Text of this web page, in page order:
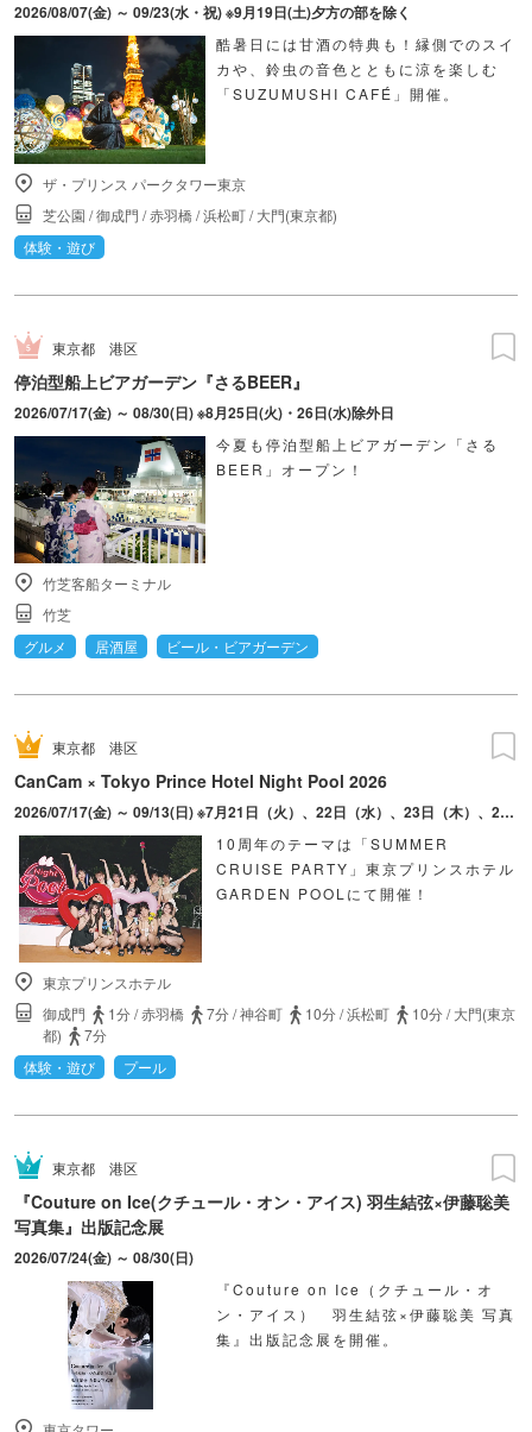
2026/08/07(金) ～ 09/23(水・祝) ※9月19日(土)夕方の部を除く
酷暑日には甘酒の特典も！縁側でのスイ
カや、鈴虫の音色とともに涼を楽しむ
「SUZUMUSHI CAFÉ」開催。
ザ・プリンス パークタワー東京
芝公園 /御成門 /赤羽橋/浜松町/大門(東京都)
体験・遊び
東京都 港区
停泊型船上ビアガーデン『さるBEER』
2026/07/17(金) ～ 08/30(日) ※8月25日(火)・26日(水)除外日
今夏も停泊型船上ビアガーデン「さる
BEER」オープン！
竹芝客船ターミナル
竹芝
グルメ
居酒屋 ビール・ビアガーデン
東京都 港区
CanCam × Tokyo Prince Hotel Night Pool 2026
2026/07/17(金) ～ 09/13(日) ※7月21日（火）、22日（水）、23日（木）、27日（月）、28日（火）、29日（水）、30日（木）は営業されません。
10周年のテーマは「SUMMER
CRUISE PARTY」東京プリンスホテル
GARDEN POOLにて開催！
東京プリンスホテル
御成門
1分/赤羽橋 7分/神谷町 10分/浜松町 10分/大門(東京
都)
7分
体験・遊び
プール
東京都 港区
『Couture on Ice(クチュール・オン・アイス) 羽生結弦×伊藤聡美
写真集』出版記念展
2026/07/24(金) ～ 08/30(日)
『Couture on Ice（クチュール・オ
ン・アイス） 羽生結弦×伊藤聡美 写真
集』出版記念展を開催。